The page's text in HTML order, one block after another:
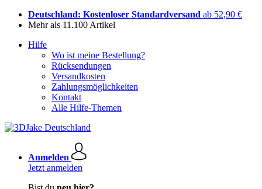
Deutschland: Kostenloser Standardversand ab 52,90 €
Mehr als 11.100 Artikel
Hilfe
Wo ist meine Bestellung?
Rücksendungen
Versandkosten
Zahlungsmöglichkeiten
Kontakt
Alle Hilfe-Themen
Anmelden
Jetzt anmelden